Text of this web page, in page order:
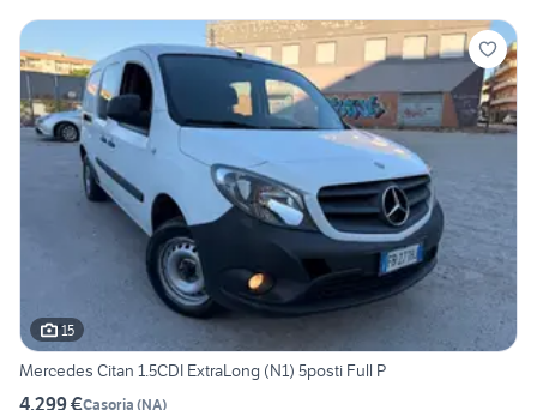
15
Mercedes Citan 1.5CDI ExtraLong (N1) 5posti Full P
4.299 €Casoria (NA)